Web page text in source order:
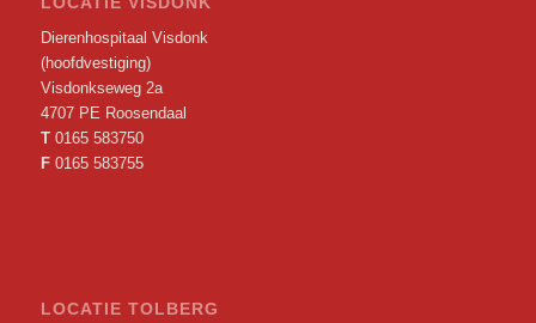
Dierenhospitaal Visdonk
(hoofdvestiging)
Visdonkseweg 2a
4707 PE Roosendaal
T 0165 583750
F 0165 583755
LOCATIE TOLBERG